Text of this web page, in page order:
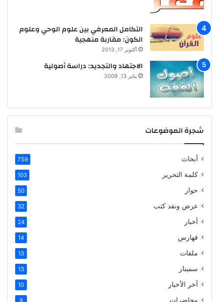
التكامل المعرفي بين علوم الوحي وعلوم
الكون: مقاربة منهجية
أكتوبر 17, 2013
الاجتهاد والتجديد: دراسة أصولية
يناير 13, 2009
شجرة الموضوعات
أبحاث 759
كلمة التحرير 103
حوار 50
عرض ونقد كتب 32
أخبار 24
فهارس 14
ملفات 13
سمينار 13
أخر الأخبار 10
محاضرات 8